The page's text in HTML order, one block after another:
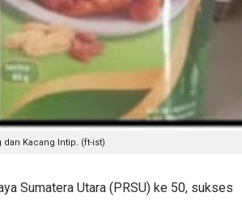
Kacang Intip. (ft-ist)
Sumatera Utara (PRSU) ke 50, sukses